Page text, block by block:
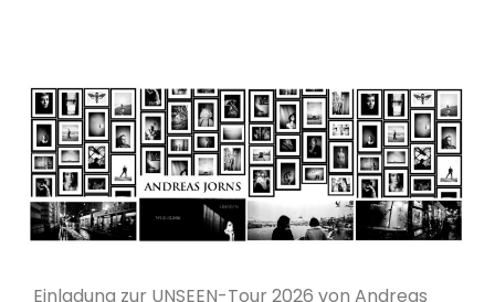
Einladung zur UNSEEN-Tour 2026 von Andreas